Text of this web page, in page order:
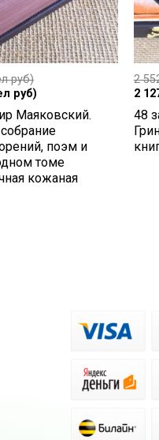
руб)
руб)
Маяковский.
поэм и
томе
кожаная
2
2
48